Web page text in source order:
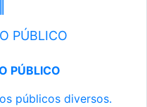
PÚBLICO
PÚBLICO
públicos diversos.